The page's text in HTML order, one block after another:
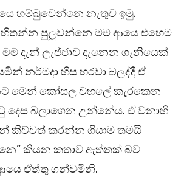
හම්බුවෙන්නෙ නැතුව ඉමු.
පුලුවන්නෙ මම ආයෙ එහෙම
දැන් ලැජ්ජාව දැනෙන ගෑනියෙක්
නර්මදා හිස හරවා බලද්දී ඒ
මෙන් කෝසල වහලේ කැරකෙන
දෙස බලාගෙන උන්නේය. ඒ වනාහී
කිව්වත් කරන්න ගියාම තමයි
කියන කතාව ඇත්තක් බව
ඒත්තු ගන්වමිනි.